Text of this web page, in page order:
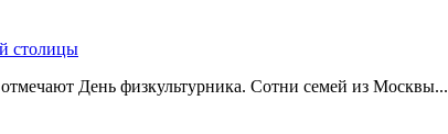
столицы
День физкультурника. Сотни семей из Москвы...